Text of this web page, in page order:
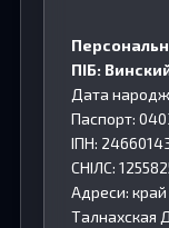
ПІБ:
Дата
Паспорт:
ІПН:
СНІЛС:
Адреси: край
Талнахская